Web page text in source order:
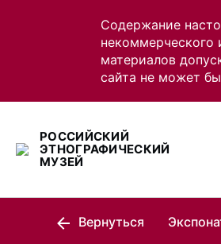
Содержание
некоммерческого
материалов
сайта не может
РОССИЙСКИЙ
ЭТНОГРАФИЧЕСКИЙ
МУЗЕЙ
Вернуться